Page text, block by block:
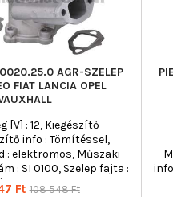
AGR-SZELEP
FIAT LANCIA OPEL
[V] : 12, Kiegészítő
info : Tömítéssel,
: elektromos, Műszaki
: SI 0100, Szelep fajta :
Ft Normál
108 548 Ft